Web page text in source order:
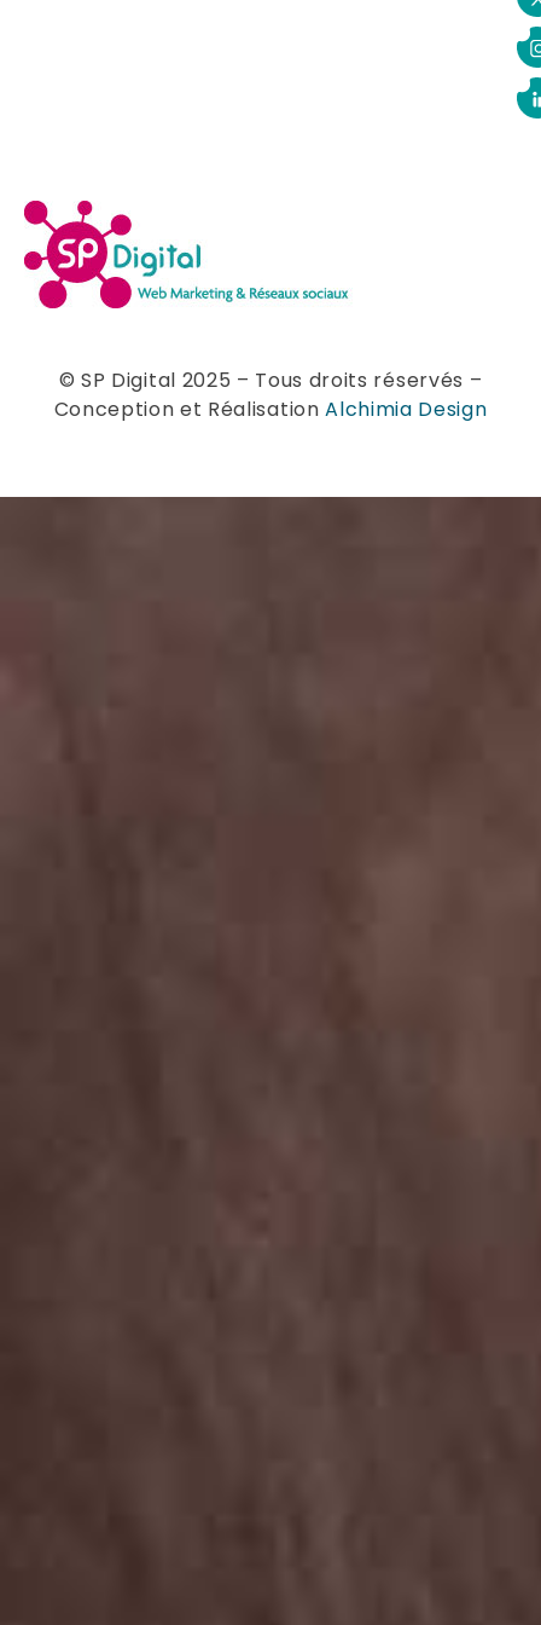
© SP Digital 2025 – Tous droits réservés –
Conception et RéalisationAlchimia Design